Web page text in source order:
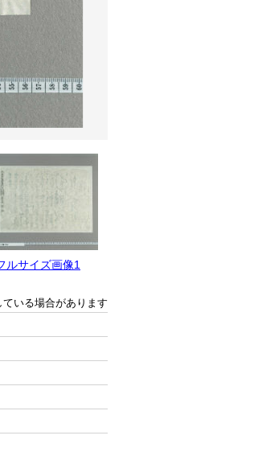
ルサイズ画像1
いる場合があります